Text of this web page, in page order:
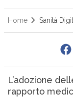
Home Sanità
L’adozione
rapporto